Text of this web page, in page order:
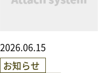
2026.06.15
お知らせ